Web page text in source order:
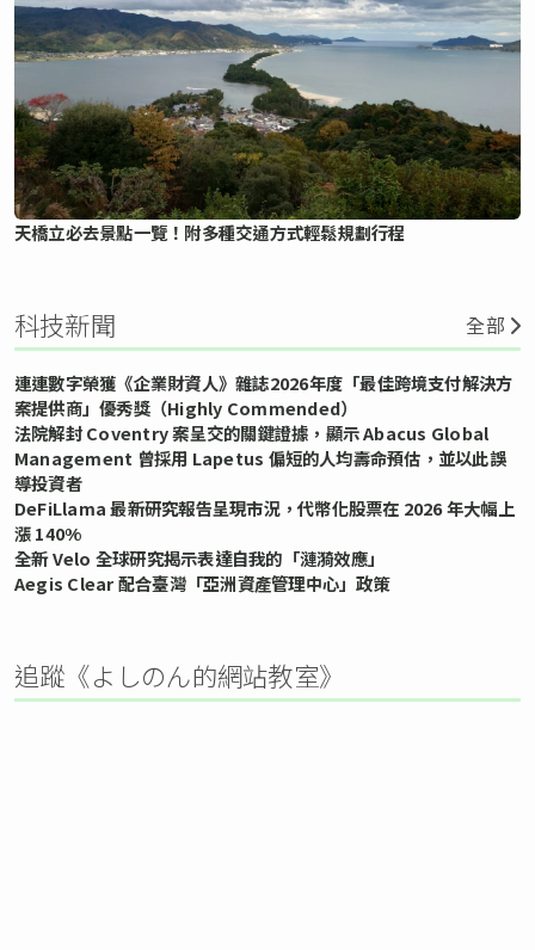
天橋立必去景點一覽！附多種交通方式輕鬆規劃行程
科技新聞 全部
連連數字榮獲《企業財資人》雜誌2026年度「最佳跨境支付解決方
案提供商」優秀獎（Highly Commended）
法院解封 Coventry 案呈交的關鍵證據，顯示 Abacus Global
Management 曾採用 Lapetus 偏短的人均壽命預估，並以此誤
導投資者
DeFiLlama 最新研究報告呈現市況，代幣化股票在 2026 年大幅上
漲 140%
全新 Velo 全球研究揭示表達自我的「漣漪效應」
Aegis Clear 配合臺灣「亞洲資產管理中心」政策
追蹤《よしのん的網站教室》